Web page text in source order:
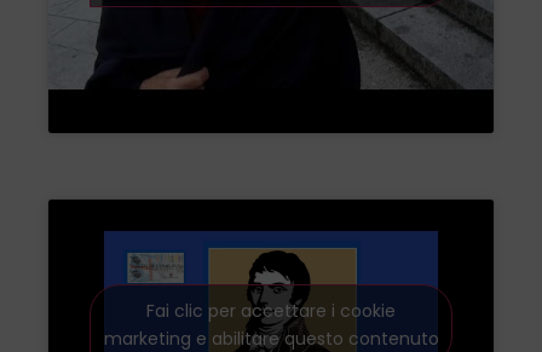
Fai clic per accettare i cookie
marketing e abilitare questo contenuto